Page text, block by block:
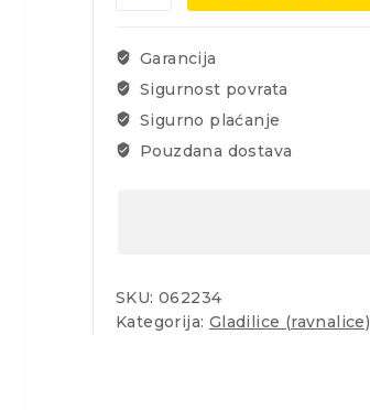
270x125mm,
količina
Garancija
Sigurnost povrata
Sigurno plaćanje
Pouzdana dostava
SKU: 062234
Kategorija: Gladilice (ravnalice)